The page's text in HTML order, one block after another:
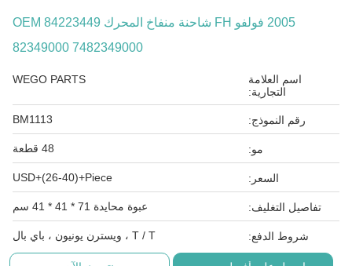
2005 فولفو FH شاحنة منفاخ المحرك OEM 84223449
82349000 7482349000
اسم العلامة
التجارية:
WEGO PARTS
رقم النموذج: BM1113
مو: 48 قطعة
السعر: USD+(26-40)+Piece
تفاصيل التغليف: عبوة محايدة 71 * 41 * 41 سم
شروط الدفع: T / T ، ويسترن يونيون ، باي بال